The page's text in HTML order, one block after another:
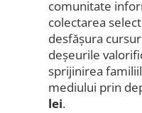
comunitate
colectarea
desfășura
deșeurile
sprijinirea
mediului prin
lei.